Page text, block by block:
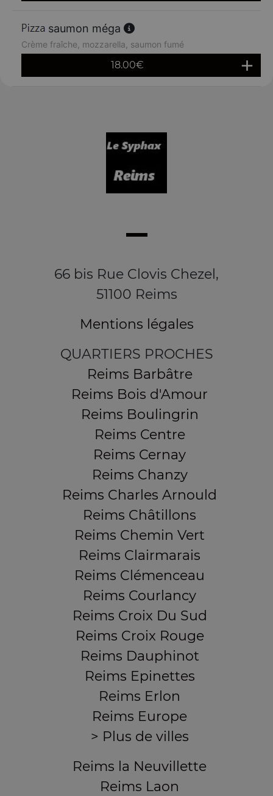
saumon méga
Crème fraîche, mozzarella, saumon fumé
18.00€
66 bis Rue Clovis Chezel,
51100 Reims
Mentions légales
QUARTIERS PROCHES
Reims Barbâtre
Reims Bois d'Amour
Reims Boulingrin
Reims Centre
Reims Cernay
Reims Chanzy
Reims Charles Arnould
Reims Châtillons
Reims Chemin Vert
Reims Clairmarais
Reims Clémenceau
Reims Courlancy
Reims Croix Du Sud
Reims Croix Rouge
Reims Dauphinot
Reims Epinettes
Reims Erlon
Reims Europe
> Plus de villes
Reims la Neuvillette
Reims Laon